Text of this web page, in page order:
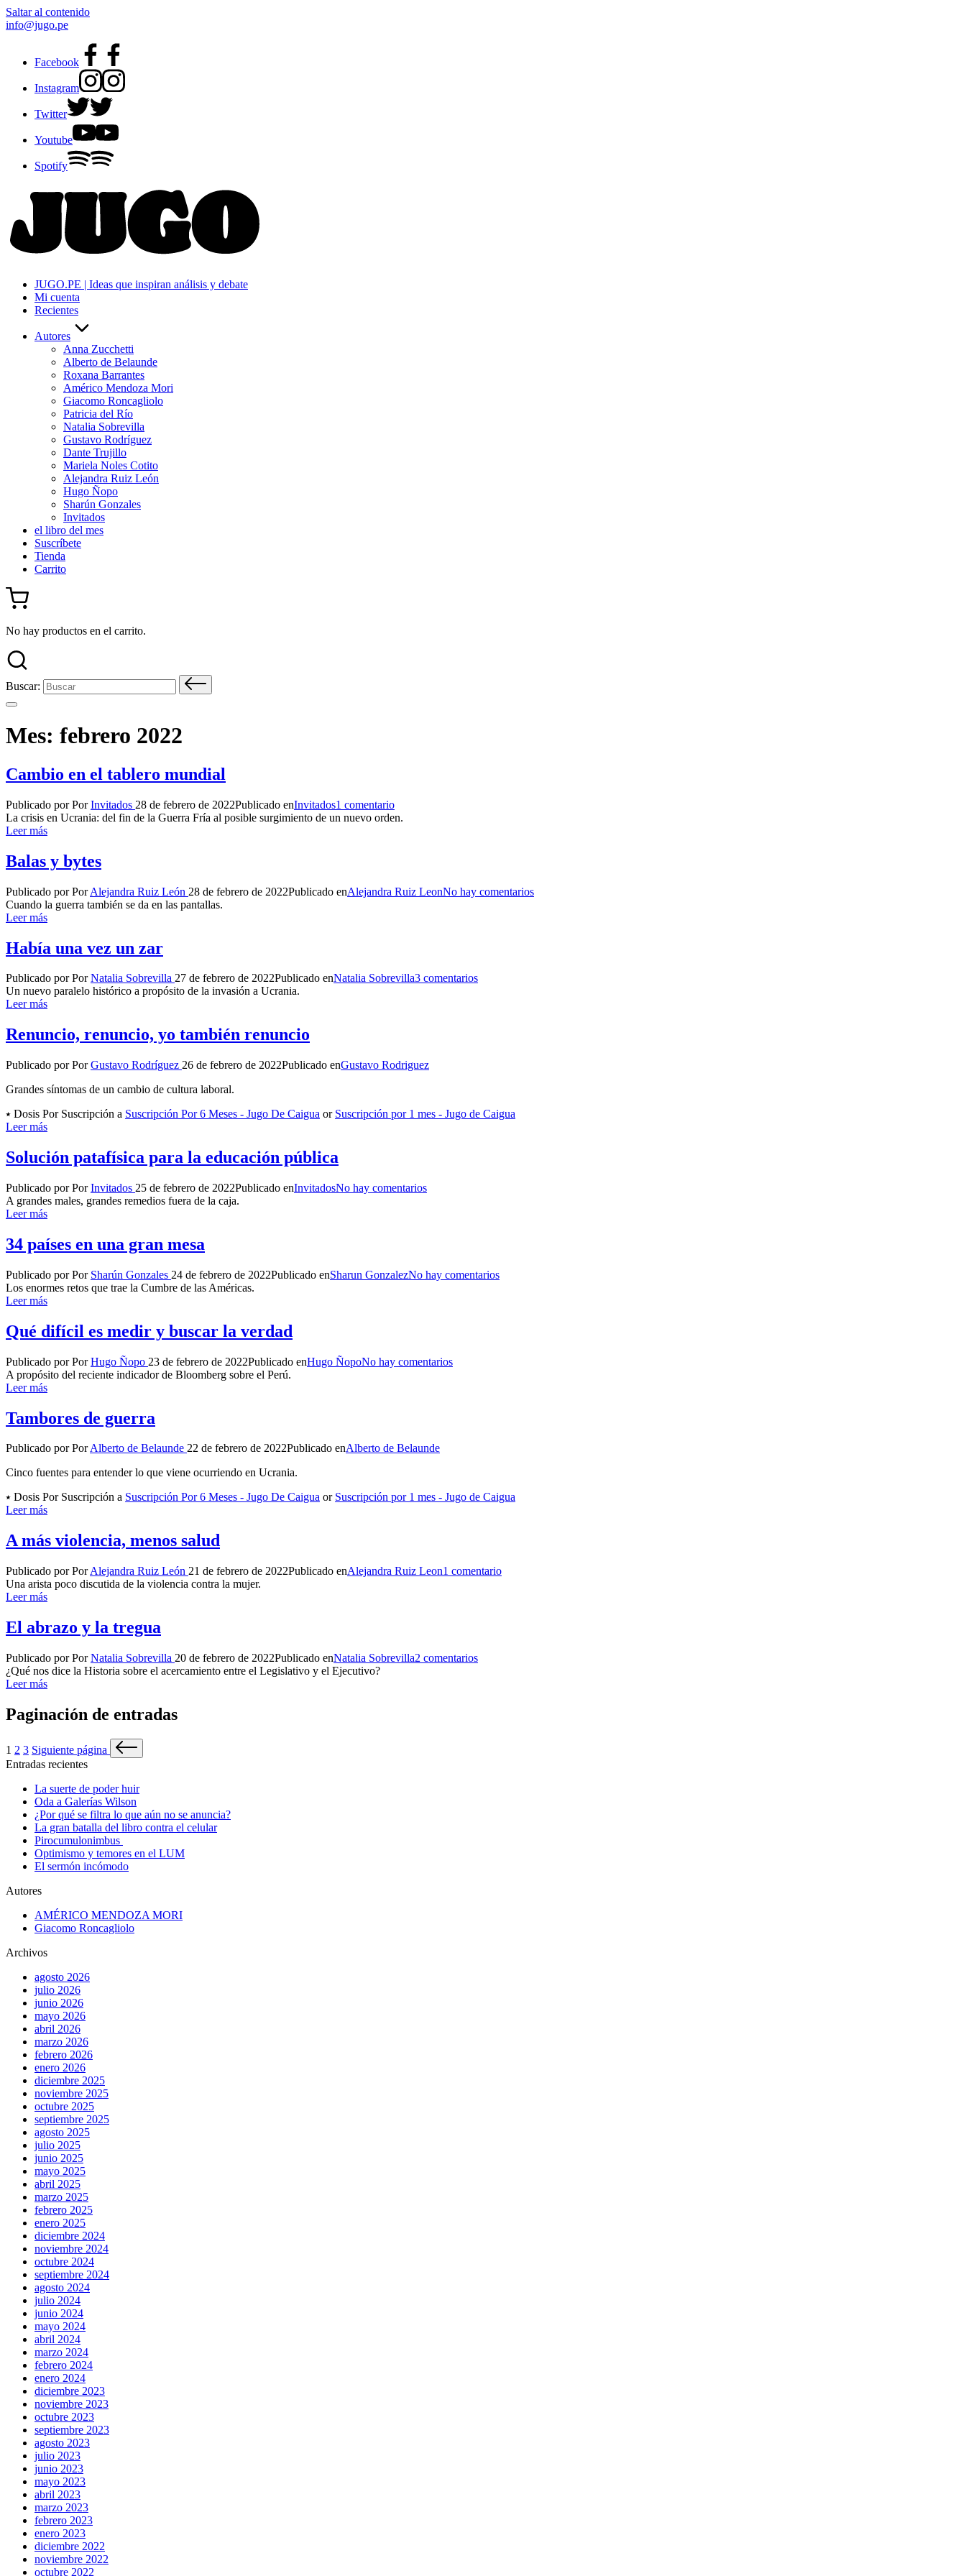
Saltar al contenido
info@jugo.pe
Facebook
Instagram
Twitter
Youtube
Spotify
JUGO.PE | Ideas que inspiran análisis y debate
Mi cuenta
Recientes
Autores
Anna Zucchetti
Alberto de Belaunde
Roxana Barrantes
Américo Mendoza Mori
Giacomo Roncagliolo
Patricia del Río
Natalia Sobrevilla
Gustavo Rodríguez
Dante Trujillo
Mariela Noles Cotito
Alejandra Ruiz León
Hugo Ñopo
Sharún Gonzales
Invitados
el libro del mes
Suscríbete
Tienda
Carrito
No hay productos en el carrito.
Buscar:
Mes: febrero 2022
Cambio en el tablero mundial
Publicado por PorInvitados 28 de febrero de 2022Publicado enInvitados1 comentario
La crisis en Ucrania: del fin de la Guerra Fría al posible surgimiento de un nuevo orden.
Leer más
Balas y bytes
Publicado por PorAlejandra Ruiz León 28 de febrero de 2022Publicado enAlejandra Ruiz LeonNo hay comentarios
Cuando la guerra también se da en las pantallas.
Leer más
Había una vez un zar
Publicado por PorNatalia Sobrevilla 27 de febrero de 2022Publicado enNatalia Sobrevilla3 comentarios
Un nuevo paralelo histórico a propósito de la invasión a Ucrania.
Leer más
Renuncio, renuncio, yo también renuncio
Publicado por PorGustavo Rodríguez 26 de febrero de 2022Publicado enGustavo Rodriguez
Grandes síntomas de un cambio de cultura laboral.
⭑ Dosis Por Suscripción a Suscripción Por 6 Meses - Jugo De Caigua or Suscripción por 1 mes - Jugo de Caigua
Leer más
Solución patafísica para la educación pública
Publicado por PorInvitados 25 de febrero de 2022Publicado enInvitadosNo hay comentarios
A grandes males, grandes remedios fuera de la caja.
Leer más
34 países en una gran mesa
Publicado por Por Sharún Gonzales 24 de febrero de 2022Publicado enSharun GonzalezNo hay comentarios
Los enormes retos que trae la Cumbre de las Américas.
Leer más
Qué difícil es medir y buscar la verdad
Publicado por PorHugo Ñopo 23 de febrero de 2022Publicado enHugo ÑopoNo hay comentarios
A propósito del reciente indicador de Bloomberg sobre el Perú.
Leer más
Tambores de guerra
Publicado por PorAlberto de Belaunde 22 de febrero de 2022Publicado enAlberto de Belaunde
Cinco fuentes para entender lo que viene ocurriendo en Ucrania.
⭑ Dosis Por Suscripción a Suscripción Por 6 Meses - Jugo De Caigua or Suscripción por 1 mes - Jugo de Caigua
Leer más
A más violencia, menos salud
Publicado por PorAlejandra Ruiz León 21 de febrero de 2022Publicado enAlejandra Ruiz Leon1 comentario
Una arista poco discutida de la violencia contra la mujer.
Leer más
El abrazo y la tregua
Publicado por PorNatalia Sobrevilla 20 de febrero de 2022Publicado enNatalia Sobrevilla2 comentarios
¿Qué nos dice la Historia sobre el acercamiento entre el Legislativo y el Ejecutivo?
Leer más
Paginación de entradas
1 2 3 Siguiente página
Entradas recientes
La suerte de poder huir
Oda a Galerías Wilson
¿Por qué se filtra lo que aún no se anuncia?
La gran batalla del libro contra el celular
Pirocumulonimbus
Optimismo y temores en el LUM
El sermón incómodo
Autores
AMÉRICO MENDOZA MORI
Giacomo Roncagliolo
Archivos
agosto 2026
julio 2026
junio 2026
mayo 2026
abril 2026
marzo 2026
febrero 2026
enero 2026
diciembre 2025
noviembre 2025
octubre 2025
septiembre 2025
agosto 2025
julio 2025
junio 2025
mayo 2025
abril 2025
marzo 2025
febrero 2025
enero 2025
diciembre 2024
noviembre 2024
octubre 2024
septiembre 2024
agosto 2024
julio 2024
junio 2024
mayo 2024
abril 2024
marzo 2024
febrero 2024
enero 2024
diciembre 2023
noviembre 2023
octubre 2023
septiembre 2023
agosto 2023
julio 2023
junio 2023
mayo 2023
abril 2023
marzo 2023
febrero 2023
enero 2023
diciembre 2022
noviembre 2022
octubre 2022